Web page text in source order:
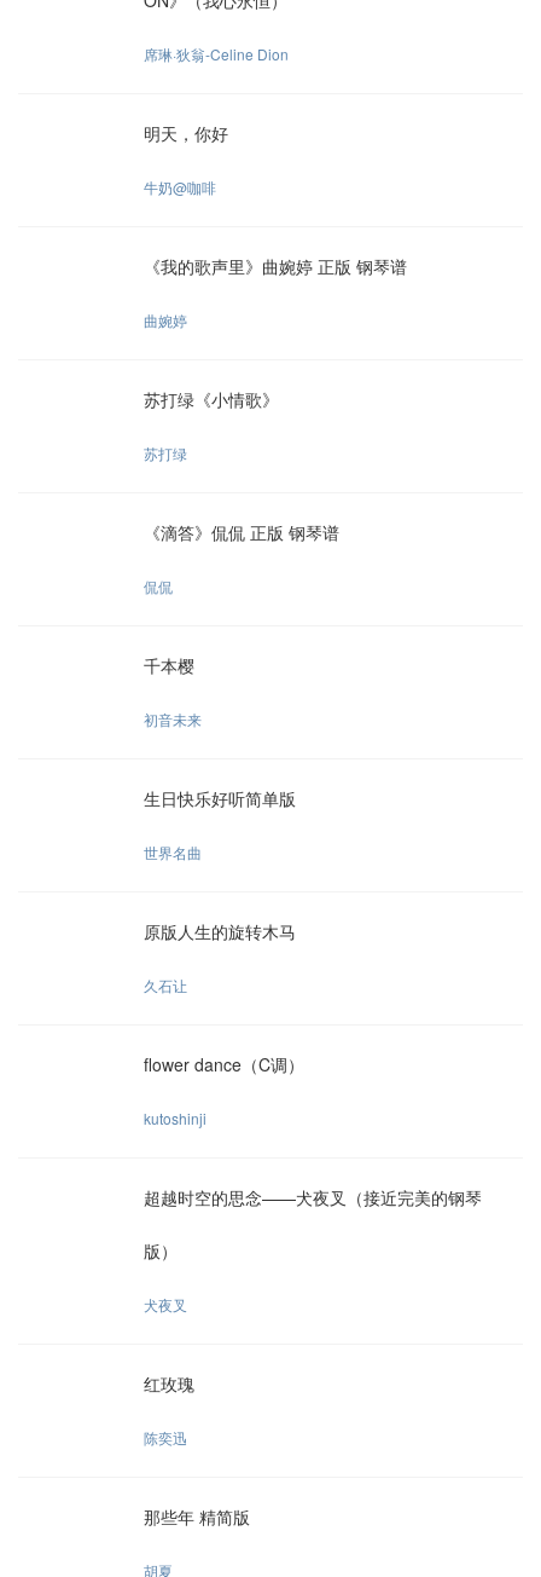
席琳·狄翁-Celine Dion
明天，你好
牛奶@咖啡
《我的歌声里》曲婉婷 正版 钢琴谱
曲婉婷
苏打绿《小情歌》
苏打绿
《滴答》侃侃 正版 钢琴谱
侃侃
千本樱
初音未来
生日快乐好听简单版
世界名曲
原版人生的旋转木马
久石让
flower dance（C调）
kutoshinji
超越时空的思念——犬夜叉（接近完美的钢琴
版）
犬夜叉
红玫瑰
陈奕迅
那些年 精简版
胡夏